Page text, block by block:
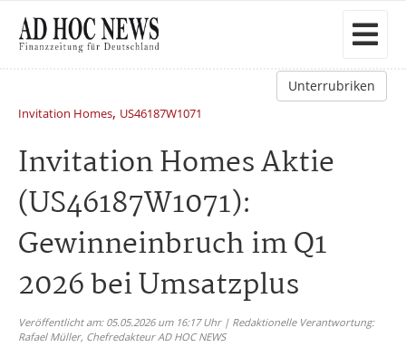
Unterrubriken
Invitation Homes, US46187W1071
Invitation Homes Aktie
(US46187W1071):
Gewinneinbruch im Q1
2026 bei Umsatzplus
Veröffentlicht am: 05.05.2026 um 16:17 Uhr | Redaktionelle Verantwortung:
Rafael Müller, Chefredakteur AD HOC NEWS